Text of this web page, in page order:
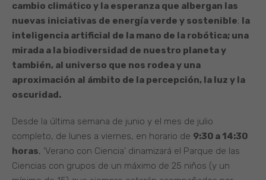
cambio climático y la esperanza que albergan las
nuevas iniciativas de energía verde y sostenible; la
inteligencia artificial de la mano de la robótica; una
mirada a la biodiversidad de nuestro planeta y
también, al universo que nos rodea y una
aproximación al ámbito de la percepción, la luz y la
oscuridad.
Desde la última semana de junio y el mes de julio
completo, de lunes a viernes, en horario de 9:30 a 14:30
horas, ‘Verano con Ciencia’ dinamizará el Parque de las
Ciencias con grupos de un máximo de 25 niños (y un